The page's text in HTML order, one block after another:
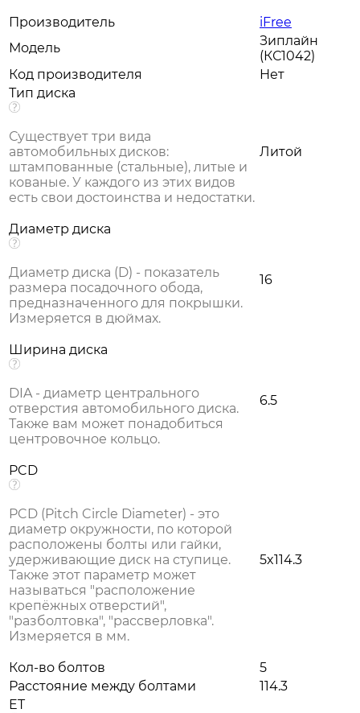
Производитель
iFree
Модель
Зиплайн
(КС1042)
Код производителя
Нет
Тип диска
Существует три вида
автомобильных дисков:
штампованные (стальные), литые и
кованые. У каждого из этих видов
есть свои достоинства и недостатки.
Литой
Диаметр диска
Диаметр диска (D) - показатель
размера посадочного обода,
предназначенного для покрышки.
Измеряется в дюймах.
16
Ширина диска
DIA - диаметр центрального
отверстия автомобильного диска.
Также вам может понадобиться
центровочное кольцо.
6.5
PCD
PCD (Pitch Circle Diameter) - это
диаметр окружности, по которой
расположены болты или гайки,
удерживающие диск на ступице.
Также этот параметр может
называться "расположение
крепёжных отверстий",
"разболтовка", "рассверловка".
Измеряется в мм.
5x114.3
Кол-во болтов
5
Расстояние между болтами
114.3
ET